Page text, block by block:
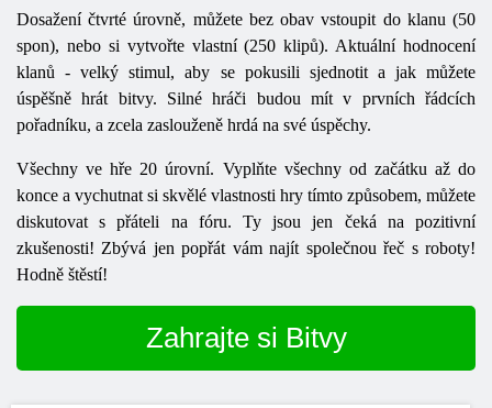
Dosažení čtvrté úrovně, můžete bez obav vstoupit do klanu (50
spon), nebo si vytvořte vlastní (250 klipů). Aktuální hodnocení
klanů - velký stimul, aby se pokusili sjednotit a jak můžete
úspěšně hrát bitvy. Silné hráči budou mít v prvních řádcích
pořadníku, a zcela zaslouženě hrdá na své úspěchy.
Všechny ve hře 20 úrovní. Vyplňte všechny od začátku až do
konce a vychutnat si skvělé vlastnosti hry tímto způsobem, můžete
diskutovat s přáteli na fóru. Ty jsou jen čeká na pozitivní
zkušenosti! Zbývá jen popřát vám najít společnou řeč s roboty!
Hodně štěstí!
Zahrajte si Bitvy